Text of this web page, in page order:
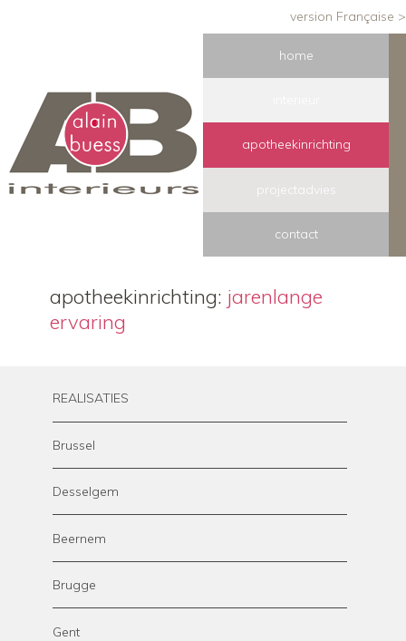
version Française >
home
apotheekinrichting
projectadvies
contact
apotheekinrichting: jarenlange
ervaring
REALISATIES
Brussel
Desselgem
Beernem
Brugge
Gent